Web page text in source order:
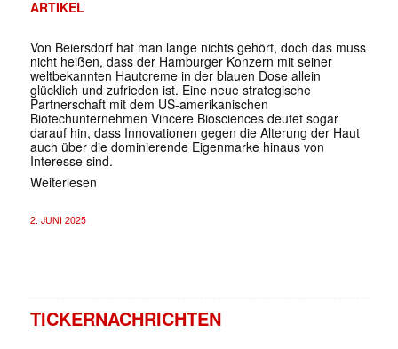
ARTIKEL
Von Beiersdorf hat man lange nichts gehört, doch das muss
nicht heißen, dass der Hamburger Konzern mit seiner
weltbekannten Hautcreme in der blauen Dose allein
glücklich und zufrieden ist. Eine neue strategische
Partnerschaft mit dem US-amerikanischen
Biotechunternehmen Vincere Biosciences deutet sogar
darauf hin, dass Innovationen gegen die Alterung der Haut
auch über die dominierende Eigenmarke hinaus von
Interesse sind.
Weiterlesen
2. JUNI 2025
TICKERNACHRICHTEN